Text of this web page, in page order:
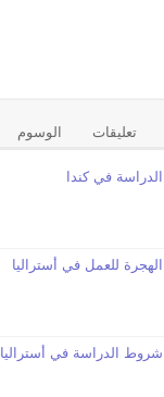
تعليقات الوسوم
الدراسة في كندا
الهجرة للعمل في أستراليا
شروط الدراسة في أستراليا